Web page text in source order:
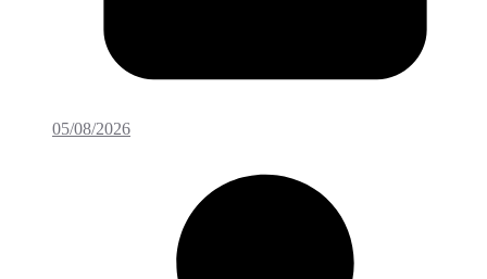
05/08/2026